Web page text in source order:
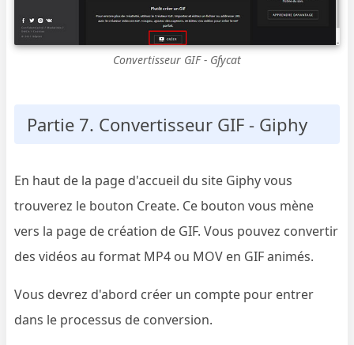
Convertisseur GIF - Gfycat
Partie 7. Convertisseur GIF - Giphy
En haut de la page d'accueil du site Giphy vous
trouverez le bouton Create. Ce bouton vous mène
vers la page de création de GIF. Vous pouvez convertir
des vidéos au format MP4 ou MOV en GIF animés.
Vous devrez d'abord créer un compte pour entrer
dans le processus de conversion.